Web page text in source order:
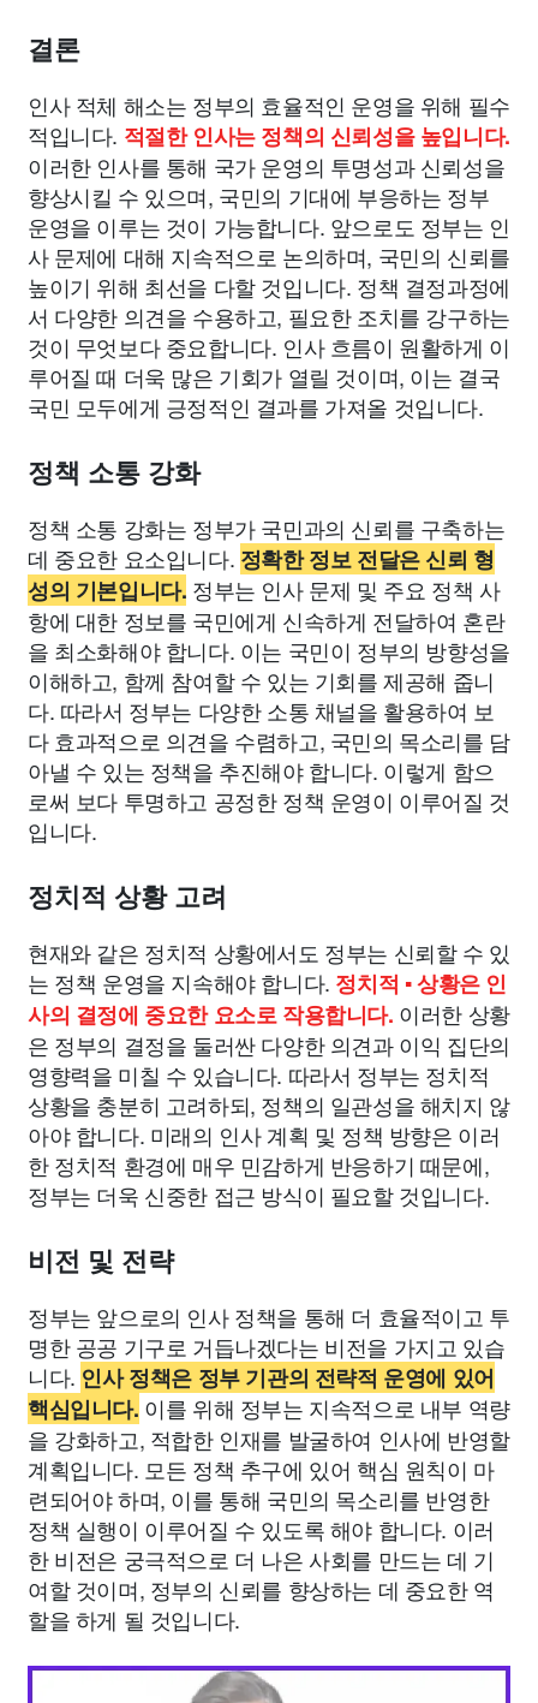
결론
인사 적체 해소는 정부의 효율적인 운영을 위해 필수
적입니다. 적절한 인사는 정책의 신뢰성을 높입니다.
이러한 인사를 통해 국가 운영의 투명성과 신뢰성을
향상시킬 수 있으며, 국민의 기대에 부응하는 정부
운영을 이루는 것이 가능합니다. 앞으로도 정부는 인
사 문제에 대해 지속적으로 논의하며, 국민의 신뢰를
높이기 위해 최선을 다할 것입니다. 정책 결정과정에
서 다양한 의견을 수용하고, 필요한 조치를 강구하는
것이 무엇보다 중요합니다. 인사 흐름이 원활하게 이
루어질 때 더욱 많은 기회가 열릴 것이며, 이는 결국
국민 모두에게 긍정적인 결과를 가져올 것입니다.
정책 소통 강화
정책 소통 강화는 정부가 국민과의 신뢰를 구축하는
데 중요한 요소입니다. 정확한 정보 전달은 신뢰 형
성의 기본입니다. 정부는 인사 문제 및 주요 정책 사
항에 대한 정보를 국민에게 신속하게 전달하여 혼란
을 최소화해야 합니다. 이는 국민이 정부의 방향성을
이해하고, 함께 참여할 수 있는 기회를 제공해 줍니
다. 따라서 정부는 다양한 소통 채널을 활용하여 보
다 효과적으로 의견을 수렴하고, 국민의 목소리를 담
아낼 수 있는 정책을 추진해야 합니다. 이렇게 함으
로써 보다 투명하고 공정한 정책 운영이 이루어질 것
입니다.
정치적 상황 고려
현재와 같은 정치적 상황에서도 정부는 신뢰할 수 있
는 정책 운영을 지속해야 합니다. 정치적 ▪ 상황은 인
사의 결정에 중요한 요소로 작용합니다. 이러한 상황
은 정부의 결정을 둘러싼 다양한 의견과 이익 집단의
영향력을 미칠 수 있습니다. 따라서 정부는 정치적
상황을 충분히 고려하되, 정책의 일관성을 해치지 않
아야 합니다. 미래의 인사 계획 및 정책 방향은 이러
한 정치적 환경에 매우 민감하게 반응하기 때문에,
정부는 더욱 신중한 접근 방식이 필요할 것입니다.
비전 및 전략
정부는 앞으로의 인사 정책을 통해 더 효율적이고 투
명한 공공 기구로 거듭나겠다는 비전을 가지고 있습
니다. 인사 정책은 정부 기관의 전략적 운영에 있어
핵심입니다. 이를 위해 정부는 지속적으로 내부 역량
을 강화하고, 적합한 인재를 발굴하여 인사에 반영할
계획입니다. 모든 정책 추구에 있어 핵심 원칙이 마
련되어야 하며, 이를 통해 국민의 목소리를 반영한
정책 실행이 이루어질 수 있도록 해야 합니다. 이러
한 비전은 궁극적으로 더 나은 사회를 만드는 데 기
여할 것이며, 정부의 신뢰를 향상하는 데 중요한 역
할을 하게 될 것입니다.